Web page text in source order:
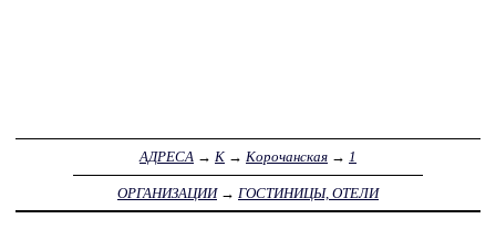
АДРЕСА → К → Корочанская → 1
ОРГАНИЗАЦИИ→ ГОСТИНИЦЫ, ОТЕЛИ